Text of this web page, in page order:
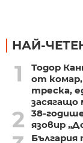
НАЙ-
1
Тодор
от комар,
треска,
засягащо
2
38-
язовир